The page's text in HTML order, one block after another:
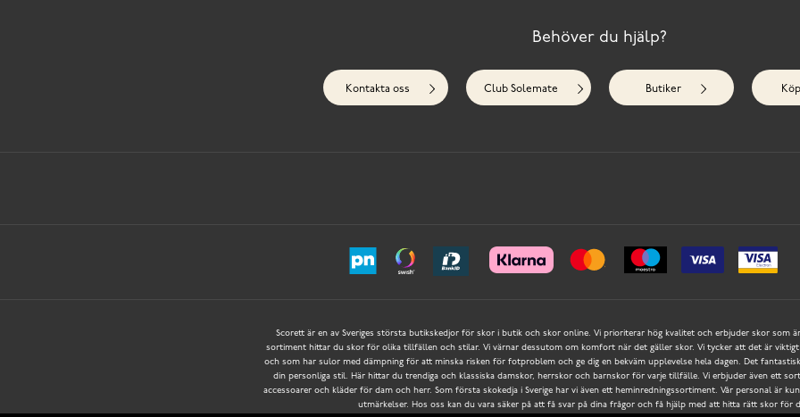
Behöver du hjälp?
Kontakta oss Club Solemate Butiker
Scorett är en av Sveriges största butikskedjor för skor i butik och skor online. Vi prioriterar hög kvalitet och erbjuder skor som
sortiment hittar du skor för olika tillfällen och stilar. Vi värnar dessutom om komfort när det gäller skor. Vi tycker att det är
och som har sulor med dämpning för att minska risken för fotproblem och ge dig en bekväm upplevelse hela dagen. Det
din personliga stil. Här hittar du trendiga och klassiska damskor, herrskor och barnskor för varje tillfälle. Vi erbjuder även ett
accessoarer och kläder för dam och herr. Som första skokedja i Sverige har vi även ett heminredningssortiment. Vår personal är
utmärkelser. Hos oss kan du vara säker på att få svar på dina frågor och få hjälp med att hitta rätt skor för